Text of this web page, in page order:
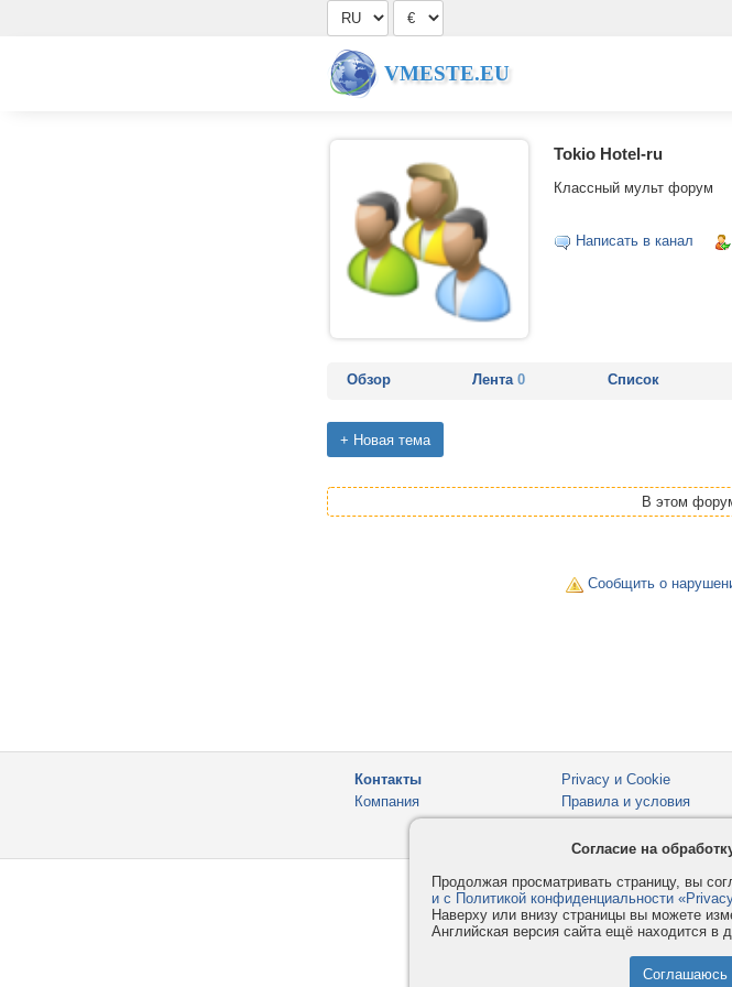
VMESTE.EU
Tokio Hotel-ru
Классный мульт форум
Написать в канал
Обзор Лента0 Список
В этом
Сообщить о
Контакты
Компания
Privacy и Cookie
Правила и условия
Согласие на
Продолжая просматривать страницу, вы
и с Политикой конфиденциальности
Наверху или внизу страницы вы можете
Английская версия сайта ещё находится в